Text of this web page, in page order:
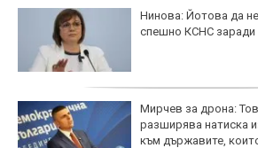
Нинова: Йотова да
спешно КСНС заради
Мирчев за дрона:
разширява натиска
към държавите,